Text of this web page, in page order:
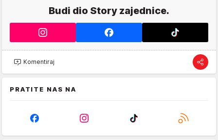
Budi dio Story zajednice.
Komentiraj
PRATITE NAS NA